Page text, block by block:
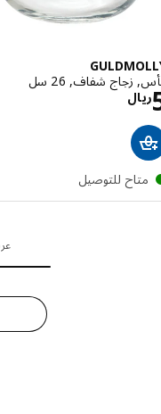
شفاف, 26 سل
الاسعار ريال 5
للتوصيل
عرض 24 من 27 نتائج